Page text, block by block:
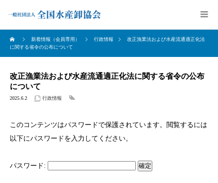
新着情報（会員専用） 行政情報
改正漁業法および水産流通適正化法
に関する省令の公布について
改正漁業法および水産流通適正化法に関する省令の公布
について
2025.6.2 行政情報
このコンテンツはパスワードで保護されています。閲覧するには
以下にパスワードを入力してください。
パスワード: